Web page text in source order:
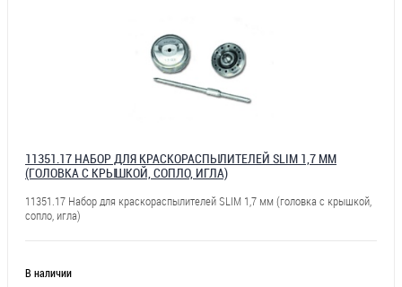
11351.17 НАБОР ДЛЯ КРАСКОРАСПЫЛИТЕЛЕЙ SLIM 1,7 ММ
(ГОЛОВКА С КРЫШКОЙ, СОПЛО, ИГЛА)
11351.17 Набор для краскораспылителей SLIM 1,7 мм (головка с крышкой,
сопло, игла)
В наличии